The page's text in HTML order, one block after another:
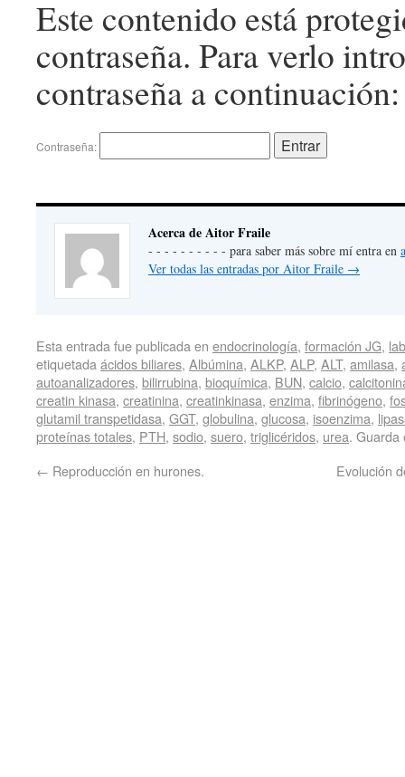
Este contenido está
contraseña. Para verlo
contraseña a continuación:
Contraseña:
Acerca de Aitor Fraile
- - - - - - - - - - para saber más sobre mí entra en
Ver todas las entradas por Aitor Fraile →
Esta entrada fue publicada en endocrinología, formación JG,
etiquetadaácidos biliares, Albúmina, ALKP, ALP, ALT, amilasa,
autoanalizadores, bilirrubina, bioquímica, BUN, calcio,
creatin kinasa, creatinina, creatinkinasa, enzima, fibrinógeno,
glutamil transpetidasa, GGT, globulina, glucosa, isoenzima,
proteínas totales, PTH, sodio, suero, triglicéridos, urea.
← Reproducción en hurones. Evolución